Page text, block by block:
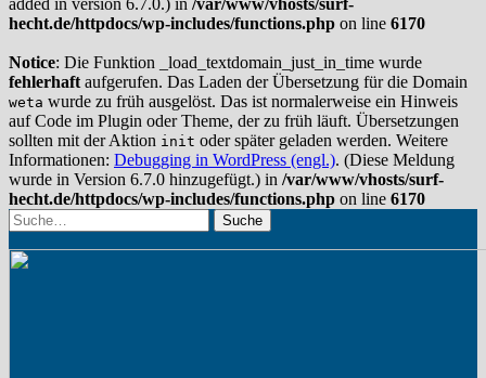
added in version 6.7.0.) in /var/www/vhosts/surf-
hecht.de/httpdocs/wp-includes/functions.php on line 6170
Notice: Die Funktion _load_textdomain_just_in_time wurde
fehlerhaft aufgerufen. Das Laden der Übersetzung für die Domain
weta wurde zu früh ausgelöst. Das ist normalerweise ein Hinweis
auf Code im Plugin oder Theme, der zu früh läuft. Übersetzungen
sollten mit der Aktion init oder später geladen werden. Weitere
Informationen: Debugging in WordPress (engl.). (Diese Meldung
wurde in Version 6.7.0 hinzugefügt.) in /var/www/vhosts/surf-
hecht.de/httpdocs/wp-includes/functions.php on line 6170
Suche